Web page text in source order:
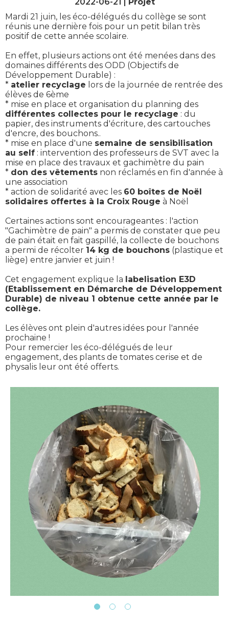
Mardi 21 juin, les éco-délégués du collège se sont
réunis une dernière fois pour un petit bilan très
positif de cette année scolaire.
En effet, plusieurs actions ont été menées dans des
domaines différents des ODD (Objectifs de
Développement Durable) :
* atelier recyclage lors de la journée de rentrée des
élèves de 6ème
* mise en place et organisation du planning des
différentes collectes pour le recyclage : du
papier, des instruments d'écriture, des cartouches
d'encre, des bouchons..
* mise en place d'une semaine de sensibilisation
au self : intervention des professeurs de SVT avec la
mise en place des travaux et gachimètre du pain
* don des vêtements non réclamés en fin d'année à
une association
* action de solidarité avec les 60 boîtes de Noël
solidaires offertes à la Croix Rouge à Noël
Certaines actions sont encourageantes : l'action
"Gachimètre de pain" a permis de constater que peu
de pain était en fait gaspillé, la collecte de bouchons
a permi de récolter 14 kg de bouchons (plastique et
liège) entre janvier et juin !
Cet engagement explique la labelisation E3D
(Etablissement en Démarche de Développement
Durable) de niveau 1 obtenue cette année par le
collège.
Les élèves ont plein d'autres idées pour l'année
prochaine !
Pour remercier les éco-délégués de leur
engagement, des plants de tomates cerise et de
physalis leur ont été offerts.